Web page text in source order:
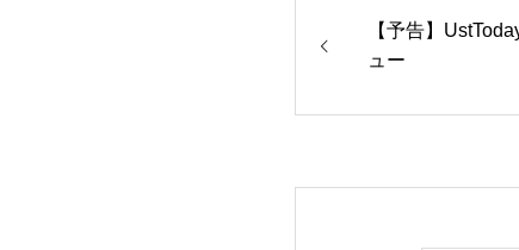
【予告】
ュー